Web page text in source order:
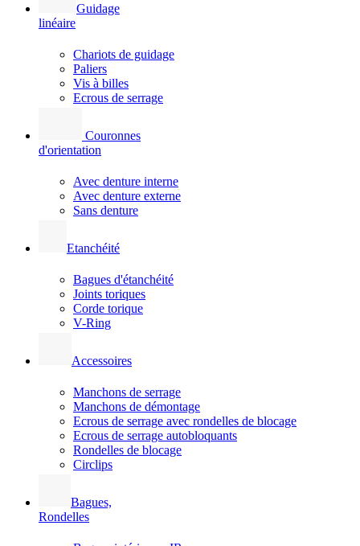
Guidage
linéaire
Chariots de guidage
Paliers
Vis à billes
Ecrous de serrage
Couronnes
d'orientation
Avec denture interne
Avec denture externe
Sans denture
Etanchéité
Bagues d'étanchéité
Joints toriques
Corde torique
V-Ring
Accessoires
Manchons de serrage
Manchons de démontage
Ecrous de serrage avec rondelles de blocage
Ecrous de serrage autobloquants
Rondelles de blocage
Circlips
Bagues,
Rondelles